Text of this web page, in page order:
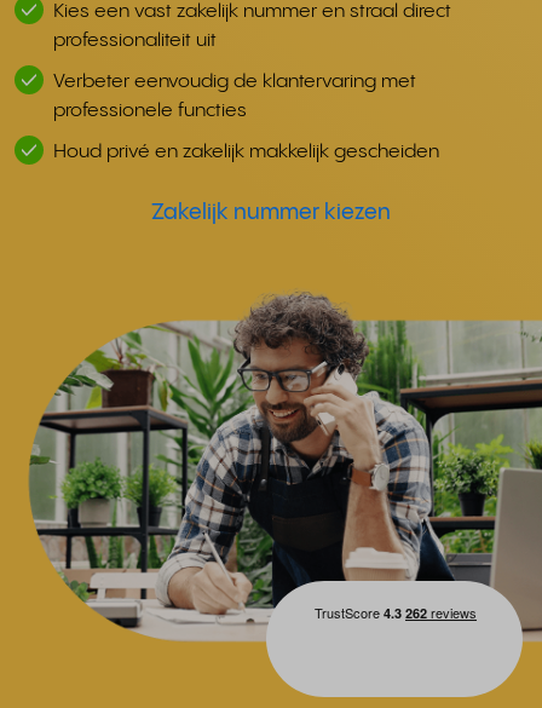
Kies een vast zakelijk nummer en straal direct
professionaliteit uit
Verbeter eenvoudig de klantervaring met
professionele functies
Houd privé en zakelijk makkelijk gescheiden
Zakelijk nummer kiezen